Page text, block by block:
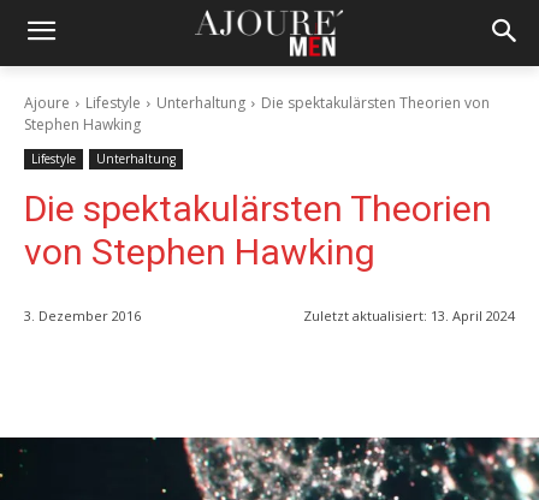
Ajoure Lifestyle Unterhaltung
Die spektakulärsten Theorien von
Stephen Hawking
Lifestyle Unterhaltung
Die spektakulärsten Theorien
von Stephen Hawking
3. Dezember 2016 Zuletzt aktualisiert: 13. April 2024